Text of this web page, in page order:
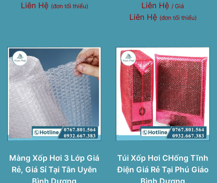
Liên Hệ (đơn tối thiểu)
Liên Hệ / Giá
Liên Hệ (đơn tối thiểu)
Màng Xốp Hơi 3 Lớp Giá
Rẻ, Giá Sỉ Tại Tân Uyên
Túi Xốp Hơi CHống Tĩnh
Điện Giá Rẻ Tại Phú Giáo